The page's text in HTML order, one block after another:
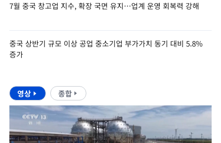
7월 중국 창고업 지수, 확장 국면 유지…업계 운영 회복력 강해
중국 상반기 규모 이상 공업 중소기업 부가가치 동기 대비 5.8%
증가
영상 종합